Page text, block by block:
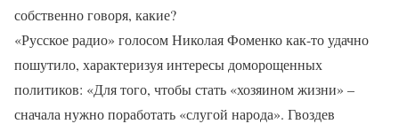
собственно говоря, какие?
«Русское радио» голосом Николая Фоменко как-то удачно
пошутило, характеризуя интересы доморощенных
политиков: «Для того, чтобы стать «хозяином жизни» –
сначала нужно поработать «слугой народа». Гвоздев